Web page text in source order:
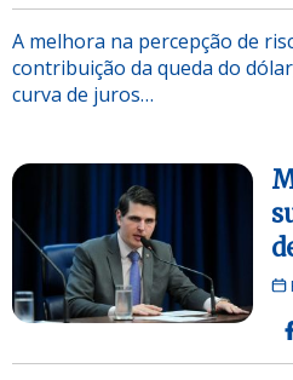
A melhora na percepção de
contribuição da queda do
curva de juros…